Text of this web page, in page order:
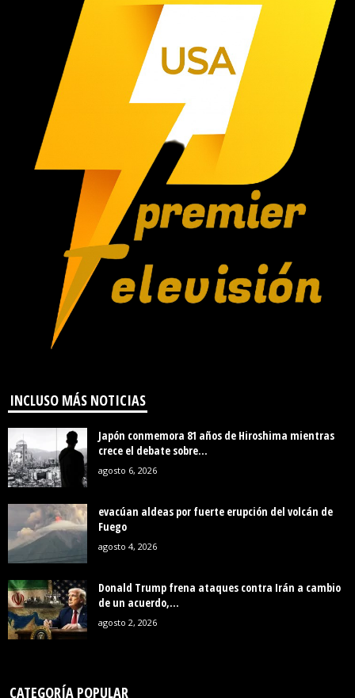
INCLUSO MÁS NOTICIAS
Japón conmemora 81 años de Hiroshima mientras
crece el debate sobre...
agosto 6, 2026
evacúan aldeas por fuerte erupción del volcán de
Fuego
agosto 4, 2026
Donald Trump frena ataques contra Irán a cambio
de un acuerdo,...
agosto 2, 2026
CATEGORÍA POPULAR